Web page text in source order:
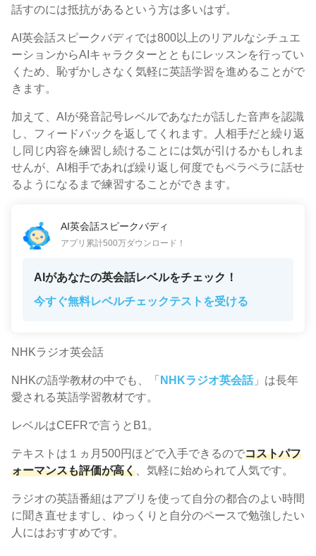
話すのには抵抗があるという方は多いはず。
AI英会話スピークバディでは800以上のリアルなシチュエ
ーションからAIキャラクターとともにレッスンを行ってい
くため、恥ずかしさなく気軽に英語学習を進めることがで
きます。
加えて、AIが発音記号レベルであなたが話した音声を認識
し、フィードバックを返してくれます。人相手だと繰り返
し同じ内容を練習し続けることには気が引けるかもしれま
せんが、AI相手であれば繰り返し何度でもペラペラに話せ
るようになるまで練習することができます。
AI英会話スピークバディ
アプリ累計500万ダウンロード！
AIがあなたの英会話レベルをチェック！
今すぐ無料レベルチェックテストを受ける
NHKラジオ英会話
NHKの語学教材の中でも、「 NHKラジオ英会話」は長年
愛される英語学習教材です。
レベルはCEFRで言うとB1。
テキストは１ヵ月500円ほどで入手できるのでコストパフ
ォーマンスも評価が高く、気軽に始められて人気です。
ラジオの英語番組はアプリを使って自分の都合のよい時間
に聞き直せますし、ゆっくりと自分のペースで勉強したい
人にはおすすめです。